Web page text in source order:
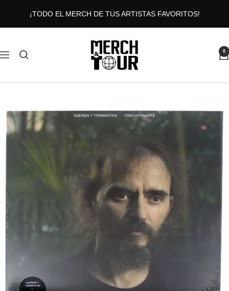
contenido
¡TODO EL MERCH DE TUS ARTISTAS FAVORITOS!
Navigación
MERCHANDTOUR
0